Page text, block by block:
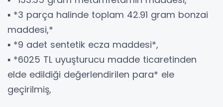
▪️ *3 parça halinde toplam 42.91 gram bonzai
maddesi,*
▪️ *9 adet sentetik ecza maddesi*,
▪️ *6025 TL uyuşturucu madde ticaretinden
elde edildiği değerlendirilen para* ele
geçirilmiş,